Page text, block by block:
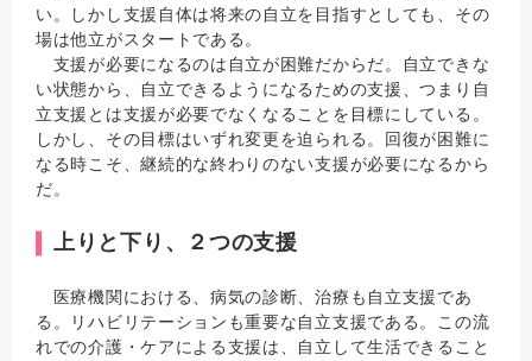
い。しかし支援自体は将来の自立を目指すとしても、その
場は他立がスタートである。
支援が必要になるのは自立が困難だからだ。自立できな
い状態から、自立できるようになるための支援、つまり自
立支援とは支援が必要でなくなることを目標にしている。
しかし、その目標はいずれ変更を迫られる。回復が困難に
なる時こそ、継続的な終わりのない支援が必要になるから
だ。
上りと下り、２つの支援
医療機関における、病気の診断、治療も自立支援であ
る。リハビリテーションも重要な自立支援である。この流
れでの介護・ケアによる支援は、自立して生活できること